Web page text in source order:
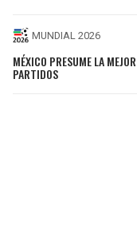
MUNDIAL 2026
MÉXICO PRESUME LA
PARTIDOS